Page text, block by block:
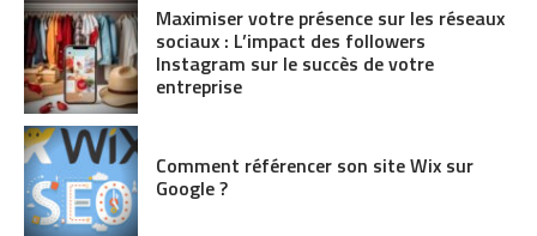
Maximiser votre présence sur les réseaux
sociaux : L’impact des followers
Instagram sur le succès de votre
entreprise
Comment référencer son site Wix sur
Google ?